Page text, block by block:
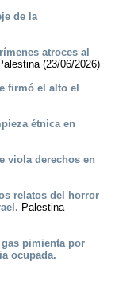
de la
atroces al
(23/06/2026)
firmó el alto el
étnica en
viola derechos en
relatos del horror
Palestina
pimienta por
ocupada.